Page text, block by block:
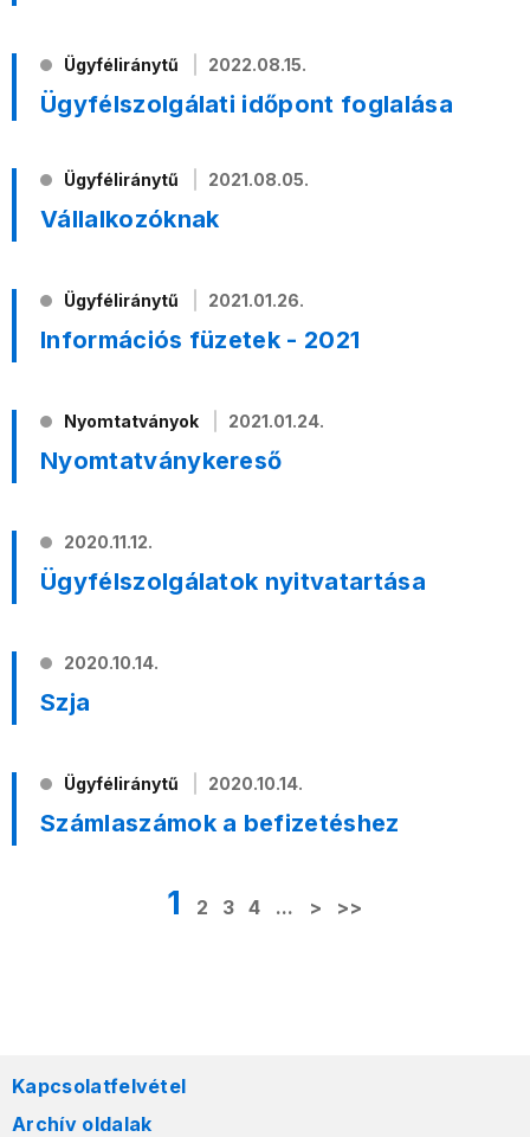
Ügyféliránytű 2022.08.15.
Ügyfélszolgálati időpont foglalása
Ügyféliránytű 2021.08.05.
Vállalkozóknak
Ügyféliránytű 2021.01.26.
Információs füzetek - 2021
Nyomtatványok 2021.01.24.
Nyomtatványkereső
2020.11.12.
Ügyfélszolgálatok nyitvatartása
2020.10.14.
Szja
Ügyféliránytű 2020.10.14.
Számlaszámok a befizetéshez
1 2 3 4 ... > >>
Kapcsolatfelvétel
Archív oldalak